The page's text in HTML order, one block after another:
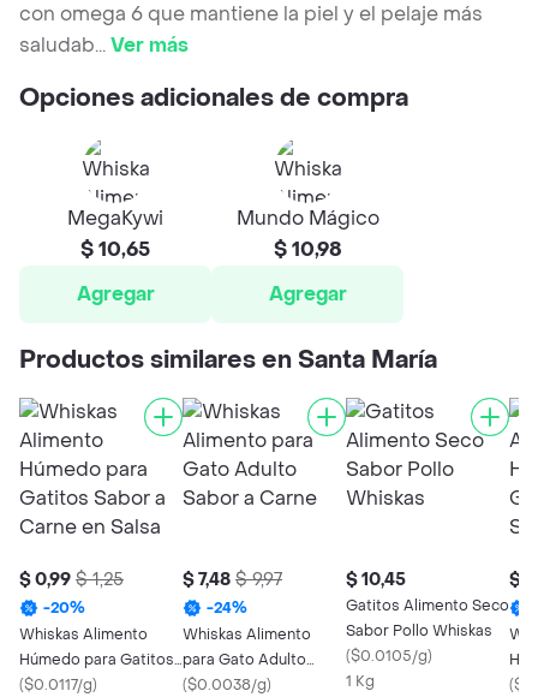
con omega 6 que mantiene la piel y el pelaje más
saludab...Ver más
Opciones adicionales de compra
MegaKywi
$ 10,65
Agregar
Mundo Mágico
$ 10,98
Agregar
Productos similares en Santa María
$ 0,99 $ 1,25
-20%
Whiskas Alimento
Húmedo para Gatitos
Sabor a Carne en
($0.0117/g)
$ 7,48 $ 9,97
-24%
Whiskas Alimento
para Gato Adulto
Sabor a Carne
($0.0038/g)
$ 10,45
Gatitos Alimento Seco
Sabor Pollo Whiskas
($0.0105/g)
1 Kg
$
(